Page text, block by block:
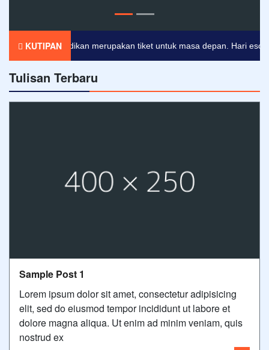
KUTIPAN
Pendidikan merupakan tiket untuk masa depan. Hari esok
Tulisan Terbaru
Sample Post 1
Lorem ipsum dolor sit amet, consectetur adipisicing
elit, sed do eiusmod tempor incididunt ut labore et
dolore magna aliqua. Ut enim ad minim veniam, quis
nostrud ex